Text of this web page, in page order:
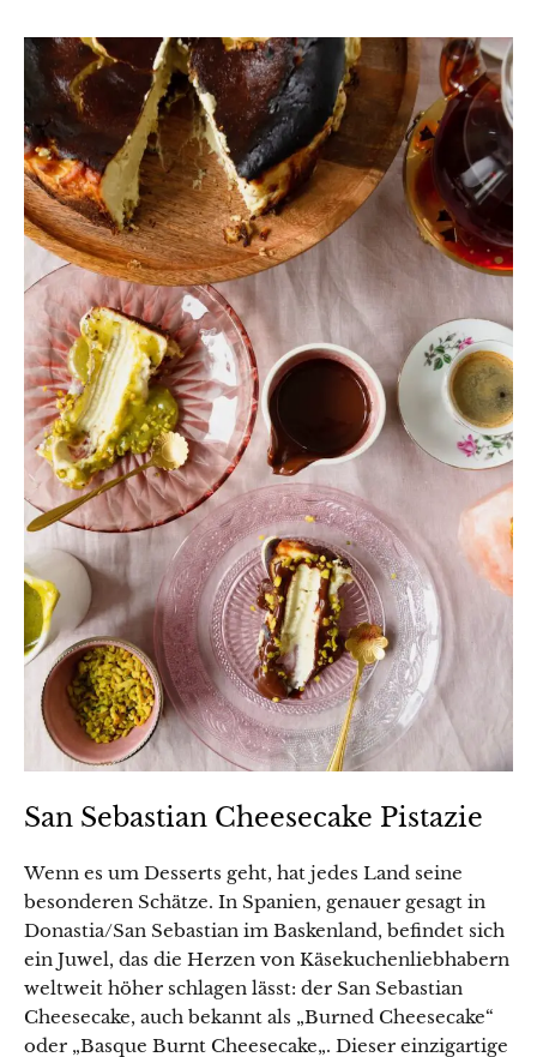
San Sebastian Cheesecake Pistazie
Wenn es um Desserts geht, hat jedes Land seine
besonderen Schätze. In Spanien, genauer gesagt in
Donastia/San Sebastian im Baskenland, befindet sich
ein Juwel, das die Herzen von Käsekuchenliebhabern
weltweit höher schlagen lässt: der San Sebastian
Cheesecake, auch bekannt als „Burned Cheesecake“
oder „Basque Burnt Cheesecake„. Dieser einzigartige